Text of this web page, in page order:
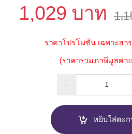
1,029
ราคาโปรโมชั่น เฉพาะสา
(ราคารวมภาษีมูลค่า
-
หยิบใส่ตะก